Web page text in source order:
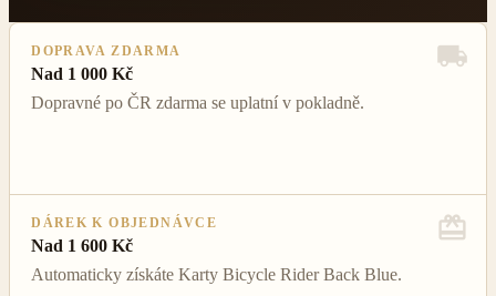
DOPRAVA ZDARMA
Nad 1 000 Kč
Dopravné po ČR zdarma se uplatní v pokladně.
DÁREK K OBJEDNÁVCE
Nad 1 600 Kč
Automaticky získáte Karty Bicycle Rider Back Blue.